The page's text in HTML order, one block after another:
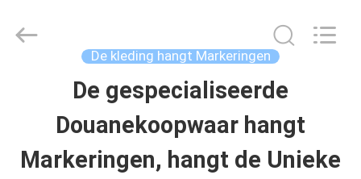
PRODUCTEN
Accessories
Co.,Ltd.
De kleding hangt Markeringen
De gespecialiseerde
Douanekoopwaar hangt
Markeringen, hangt de Unieke